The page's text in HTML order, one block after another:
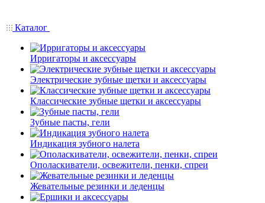
Каталог
Ирригаторы и аксессуары
Электрические зубные щетки и аксессуары
Классические зубные щетки и аксессуары
Зубные пасты, гели
Индикация зубного налета
Ополаскиватели, освежители, пенки, спреи
Жевательные резинки и леденцы